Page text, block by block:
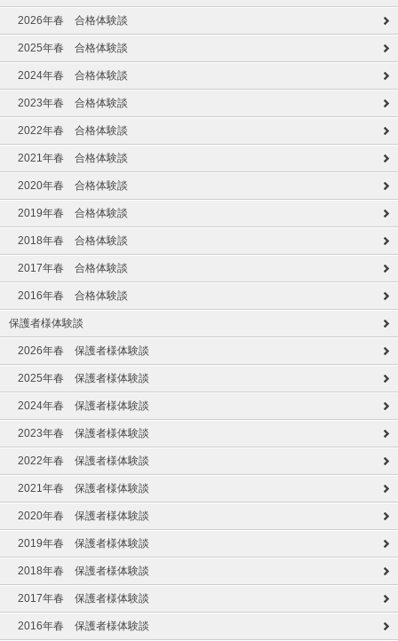
2026年春 合格体験談
2025年春 合格体験談
2024年春 合格体験談
2023年春 合格体験談
2022年春 合格体験談
2021年春 合格体験談
2020年春 合格体験談
2019年春 合格体験談
2018年春 合格体験談
2017年春 合格体験談
2016年春 合格体験談
保護者様体験談
2026年春 保護者様体験談
2025年春 保護者様体験談
2024年春 保護者様体験談
2023年春 保護者様体験談
2022年春 保護者様体験談
2021年春 保護者様体験談
2020年春 保護者様体験談
2019年春 保護者様体験談
2018年春 保護者様体験談
2017年春 保護者様体験談
2016年春 保護者様体験談